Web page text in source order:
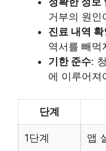
거부의 원인
진료 내역 확
역서를 빼먹
기한 준수:
에 이루어져
단계
1단계 앱